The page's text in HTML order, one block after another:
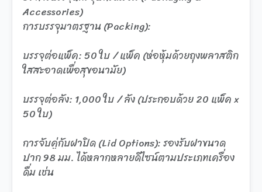
Accessories)
การบรรจุมาตรฐาน (Packing):
บรรจุต่อแพ็ค: 50 ใบ / แพ็ค (ห่อหุ้มด้วยถุงพลาสติก
ใสสะอาดเพื่อสุขอนามัย)
บรรจุต่อลัง: 1,000 ใบ / ลัง (ประกอบด้วย 20 แพ็ค x
50 ใบ)
การจับคู่กับฝาปิด (Lid Options): รองรับฝาขนาด
ปาก 98 มม. ได้หลากหลายดีไซน์ตามประเภทเครื่อง
ดื่ม เช่น